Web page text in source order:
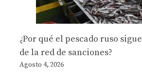
¿Por qué el pescado ruso
de la red de sanciones?
Agosto 4, 2026